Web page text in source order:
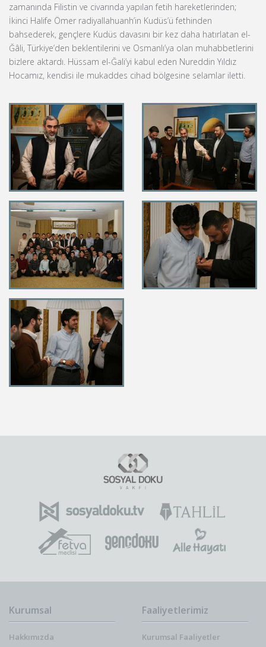
zamanında Filistin ve civarında yapılan fetih hareketlerinden;
İkinci Halife Ömer radiyallahuanh’in Kudüs’ü fethinden
bahsederek, gençlere Kudüs davasını bir kez daha hatırlatan el-
Ğâli, Türkiye’den beklentilerini ve Osmanlı’ya olan muhabbetlerini
bizlere aktardı. Hüssam el-Ğali’yi kabul eden Nureddin Yıldız
Hocamız, kendisi ile mukaddes cihad bölgesine selamlar iletti.
Kurumsal
Hakkımızda
Faaliyetlerimiz
Kurumsal Faaliyetler